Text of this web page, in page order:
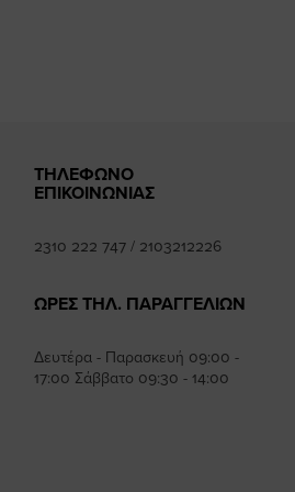
ΤΗΛΕΦΩΝΟ
ΕΠΙΚΟΙΝΩΝΙΑΣ
2310 222 747 / 2103212226
ΩΡΕΣ ΤΗΛ. ΠΑΡΑΓΓΕΛΙΩΝ
Δευτέρα - Παρασκευή 09:00 -
17:00 Σάββατο 09:30 - 14:00